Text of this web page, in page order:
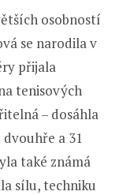
osobností
se narodila v
přijala
tenisových
– dosáhla
a 31
také známá
sílu, techniku